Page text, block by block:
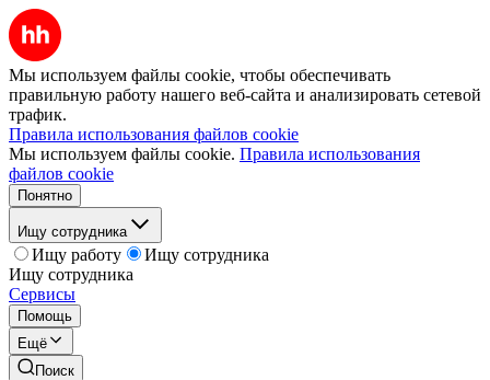
Мы используем файлы cookie, чтобы обеспечивать
правильную работу нашего веб-сайта и анализировать сетевой
трафик.
Правила использования файлов cookie
Мы используем файлы cookie. Правила использования
файлов cookie
Понятно
Ищу сотрудника
Ищу работу
Ищу сотрудника
Ищу сотрудника
Сервисы
Помощь
Ещё
Поиск